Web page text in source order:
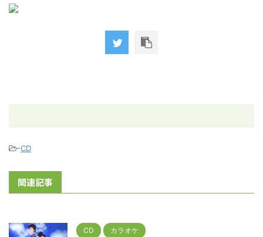
-CD
関連記事
CD カラオケ